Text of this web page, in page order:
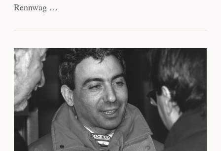
Rennwag …